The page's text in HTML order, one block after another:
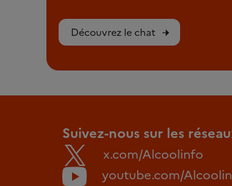
Découvrez le chat
Suivez-nous sur les
x.com/Alcoolinfo
youtube.com/